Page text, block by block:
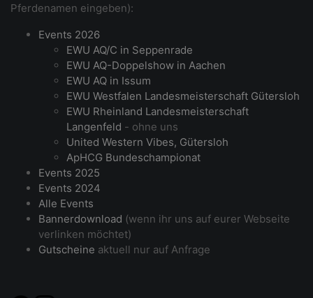
Pferdenamen eingeben):
Events 2026
EWU AQ/C in Seppenrade
EWU AQ-Doppelshow in Aachen
EWU AQ in Issum
EWU Westfalen Landesmeisterschaft Gütersloh
EWU Rheinland Landesmeisterschaft
Langenfeld - ohne uns
United Western Vibes, Gütersloh
ApHCG Bundeschampionat
Events 2025
Events 2024
Alle Events
Bannerdownload (wenn ihr uns auf eurer Webseite
verlinken möchtet)
Gutscheine aktuell nur auf Anfrage